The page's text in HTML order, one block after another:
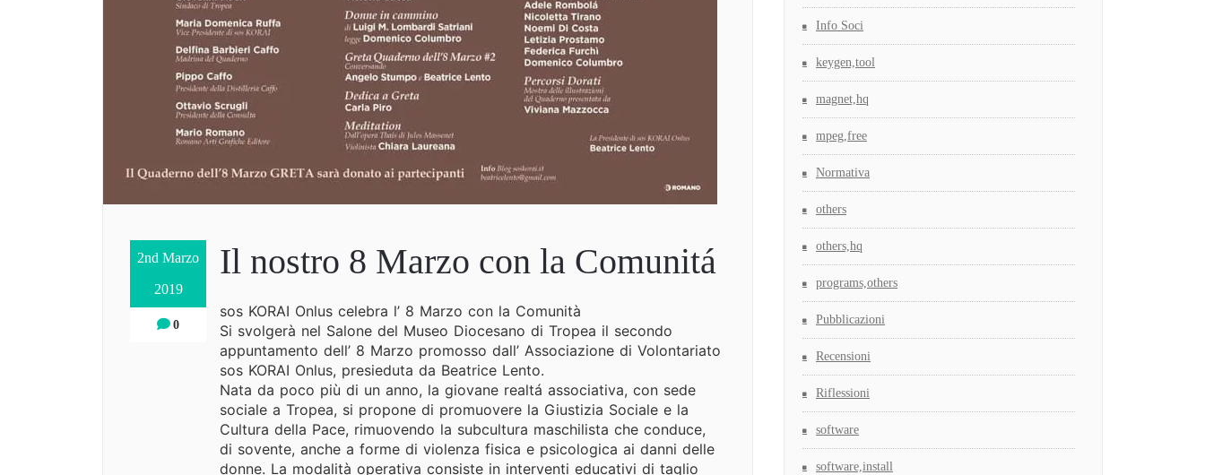
2nd Marzo
2019
0
Il nostro 8 Marzo con la Comunitá
sos KORAI Onlus celebra l’ 8 Marzo con la Comunità
Si svolgerà nel Salone del Museo Diocesano di Tropea il secondo
appuntamento dell’ 8 Marzo promosso dall’ Associazione di Volontariato
sos KORAI Onlus, presieduta da Beatrice Lento.
Nata da poco più di un anno, la giovane realtá associativa, con sede
sociale a Tropea, si propone di promuovere la Giustizia Sociale e la
Cultura della Pace, rimuovendo la subcultura maschilista che conduce,
di sovente, anche a forme di violenza fisica e psicologica ai danni delle
donne. La modalità operativa consiste in interventi educativi di taglio
Info Soci
keygen,tool
magnet,hq
mpeg,free
Normativa
others
others,hq
programs,others
Pubblicazioni
Recensioni
Riflessioni
software
software,install